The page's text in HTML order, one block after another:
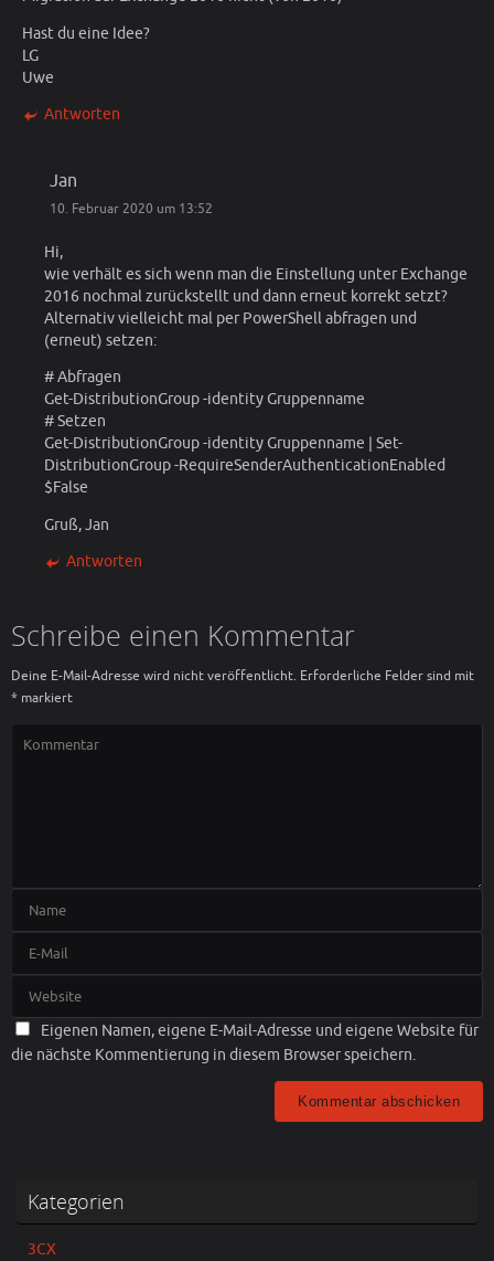
Hast du eine Idee?
LG
Uwe
Antworten
Jan
10. Februar 2020 um 13:52
Hi,
wie verhält es sich wenn man die Einstellung unter Exchange
2016 nochmal zurückstellt und dann erneut korrekt setzt?
Alternativ vielleicht mal per PowerShell abfragen und
(erneut) setzen:
# Abfragen
Get-DistributionGroup -identity Gruppenname
# Setzen
Get-DistributionGroup -identity Gruppenname | Set-
DistributionGroup -RequireSenderAuthenticationEnabled
$False
Gruß, Jan
Antworten
Schreibe einen Kommentar
Deine E-Mail-Adresse wird nicht veröffentlicht. Erforderliche Felder sind mit
* markiert
Eigenen Namen, eigene E-Mail-Adresse und eigene Website für
die nächste Kommentierung in diesem Browser speichern.
Kategorien
3CX